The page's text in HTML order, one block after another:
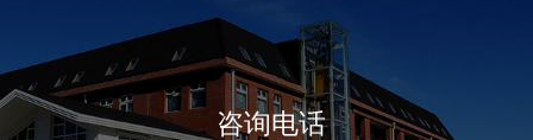
咨询电话